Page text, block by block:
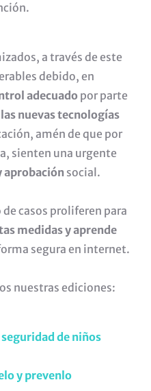
a través de este
debido, en
adecuado por parte
nuevas tecnologías
amén de que por
sienten una urgente
aprobación social.
casos proliferen para
medidas y aprende
segura en internet.
nuestras ediciones:
seguridad de niños
y prevenlo